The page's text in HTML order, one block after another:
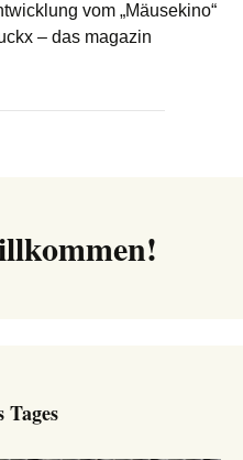
vom „Mäusekino“
– das magazin
Tages